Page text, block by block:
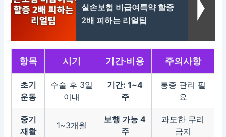
실손보험 비급여특약 할증
2배 피하는 리얼팁
항목 시기 기간·비용 주의사항
초기
운동
수술 후 3일
이내
기간: 1~4
주
통증 관리 필
요
중기
재활
1~3개월
보행 가능 4
주
과도한 무리
금지